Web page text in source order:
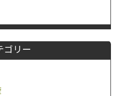
ゴリー